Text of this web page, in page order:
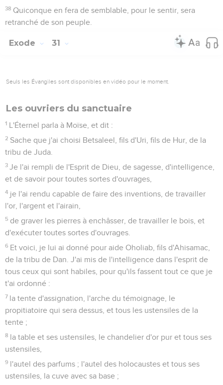
38 Quiconque en fera de semblable, pour le sentir, sera
retranché de son peuple.
Exode 31
Seuls les Évangiles sont disponibles en vidéo pour le moment.
Les ouvriers du sanctuaire
1 L'Éternel parla à Moïse, et dit :
2 Sache que j'ai choisi Betsaleel, fils d'Uri, fils de Hur, de la
tribu de Juda.
3 Je l'ai rempli de l'Esprit de Dieu, de sagesse, d'intelligence,
et de savoir pour toutes sortes d'ouvrages,
4 je l'ai rendu capable de faire des inventions, de travailler
l'or, l'argent et l'airain,
5 de graver les pierres à enchâsser, de travailler le bois, et
d'exécuter toutes sortes d'ouvrages.
6 Et voici, je lui ai donné pour aide Oholiab, fils d'Ahisamac,
de la tribu de Dan. J'ai mis de l'intelligence dans l'esprit de
tous ceux qui sont habiles, pour qu'ils fassent tout ce que je
t'ai ordonné :
7 la tente d'assignation, l'arche du témoignage, le
propitiatoire qui sera dessus, et tous les ustensiles de la
tente ;
8 la table et ses ustensiles, le chandelier d'or pur et tous ses
ustensiles,
9 l'autel des parfums ; l'autel des holocaustes et tous ses
ustensiles, la cuve avec sa base ;